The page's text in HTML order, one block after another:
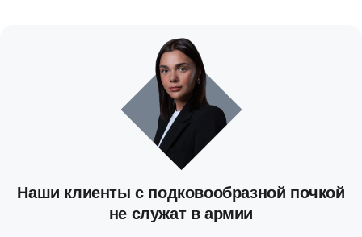
Наши клиенты с подковообразной почкой
не служат в армии